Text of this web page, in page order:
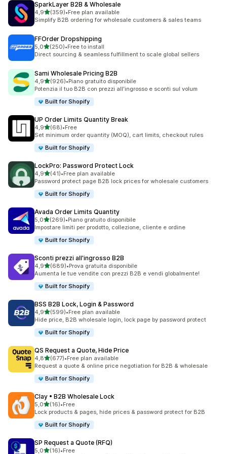
SparkLayer B2B & Wholesale
4,9stelle su 5
(359)
359 recensioni totali
•Free plan available
Simplify B2B ordering for wholesale customers & sales teams
FFOrder Dropshipping
5,0stelle su 5
(250)
250 recensioni totali
•Free to install
Direct sourcing & seamless fulfillment to scale global sellers
Sami Wholesale Pricing B2B
4,9stelle su 5
(926)
926 recensioni totali
•Piano gratuito disponibile
Potenzia il tuo B2B con prezzi all'ingrosso e sconti sul volum
Built for Shopify
UP Order Limits Quantity Break
4,9stelle su 5
(68)
68 recensioni totali
•Free
Set minimum order quantity (MOQ), cart limits, checkout rules
Built for Shopify
LockPro: Password Protect Lock
4,9stelle su 5
(41)
41 recensioni totali
•Free plan available
Password protect page B2B lock prices for wholesale customers
Built for Shopify
Avada Order Limits Quantity
5,0stelle su 5
(269)
269 recensioni totali
•Piano gratuito disponibile
Impostare limiti per prodotto, collezione, cliente e ordine
Built for Shopify
Sconti prezzi all'ingrosso B2B
4,9stelle su 5
(689)
689 recensioni totali
•Prova gratuita disponibile
Aumenta le tue vendite con prezzi B2B e vendi globalmente!
Built for Shopify
BSS B2B Lock, Login & Password
4,9stelle su 5
(599)
599 recensioni totali
•Free plan available
Hide price, B2B wholesale login, lock page by password protect
Built for Shopify
QS Request a Quote, Hide Price
4,8stelle su 5
(677)
677 recensioni totali
•Free plan available
Request a quote & online price negotiation for B2B & wholesale
Built for Shopify
Clay • B2B Wholesale Lock
5,0stelle su 5
(16)
16 recensioni totali
•Free
Lock products & pages, hide prices & password protect for B2B
Built for Shopify
SP Request a Quote (RFQ)
5,0stelle su 5
(16)•Free